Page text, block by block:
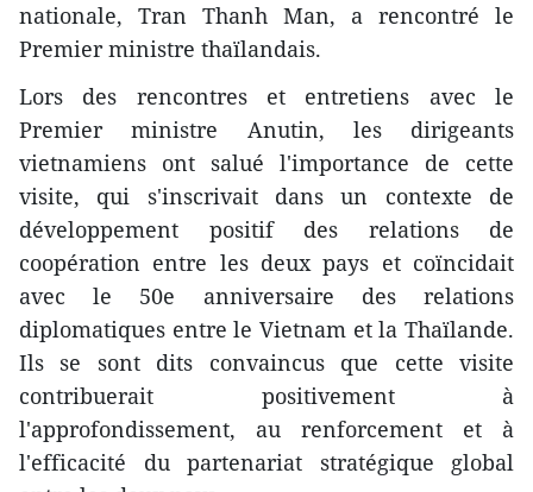
nationale, Tran Thanh Man, a rencontré le
Premier ministre thaïlandais.
Lors des rencontres et entretiens avec le
Premier ministre Anutin, les dirigeants
vietnamiens ont salué l'importance de cette
visite, qui s'inscrivait dans un contexte de
développement positif des relations de
coopération entre les deux pays et coïncidait
avec le 50e anniversaire des relations
diplomatiques entre le Vietnam et la Thaïlande.
Ils se sont dits convaincus que cette visite
contribuerait positivement à
l'approfondissement, au renforcement et à
l'efficacité du partenariat stratégique global